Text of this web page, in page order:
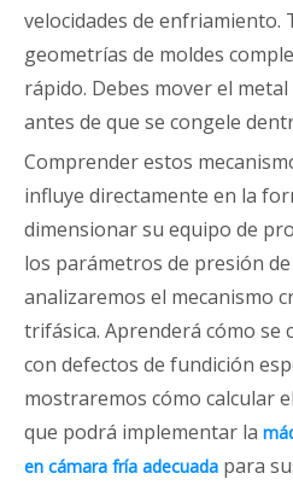
velocidades de enfriamiento.
geometrías de moldes
rápido. Debes mover el
antes de que se congele
Comprender estos
influye directamente en la
dimensionar su equipo de
los parámetros de presión
analizaremos el mecanismo
trifásica. Aprenderá cómo se
con defectos de fundición
mostraremos cómo calcular
que podrá implementar la
en cámara fría adecuada para